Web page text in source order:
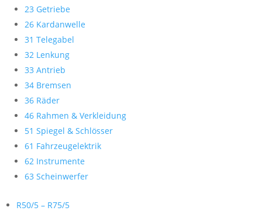
23 Getriebe
26 Kardanwelle
31 Telegabel
32 Lenkung
33 Antrieb
34 Bremsen
36 Räder
46 Rahmen & Verkleidung
51 Spiegel & Schlösser
61 Fahrzeugelektrik
62 Instrumente
63 Scheinwerfer
R50/5 – R75/5